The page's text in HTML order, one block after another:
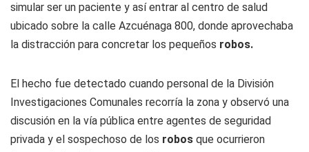
simular ser un paciente y así entrar al centro de salud
ubicado sobre la calle Azcuénaga 800, donde aprovechaba
la distracción para concretar los pequeños robos.
El hecho fue detectado cuando personal de la División
Investigaciones Comunales recorría la zona y observó una
discusión en la vía pública entre agentes de seguridad
privada y el sospechoso de los robos que ocurrieron